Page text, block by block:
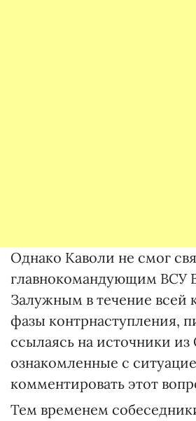
Однако Каволи не смог
главнокомандующим ВСУ
Залужным в течение всей
фазы контрнаступления,
ссылаясь на источники
ознакомленные с
комментировать этот
Тем временем